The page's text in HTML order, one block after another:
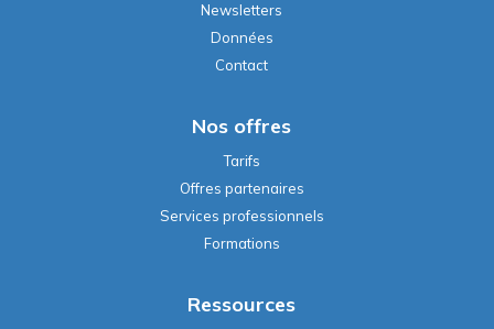
Newsletters
Données
Contact
Nos offres
Tarifs
Offres partenaires
Services professionnels
Formations
Ressources